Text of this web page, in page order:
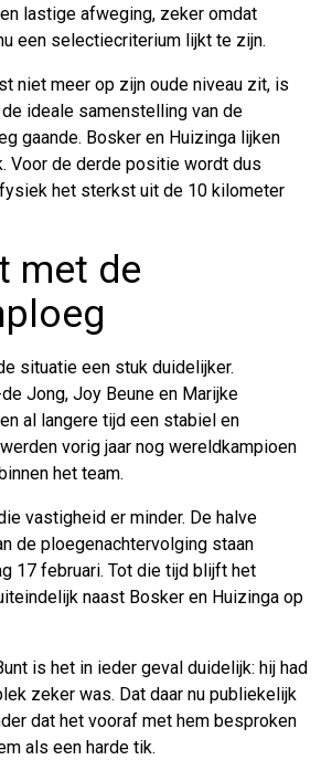
lastige afweging, zeker omdat
een selectiecriterium lijkt te zijn.
niet meer op zijn oude niveau zit, is
ideale samenstelling van de
gaande. Bosker en Huizinga lijken
Voor de derde positie wordt dus
het sterkst uit de 10 kilometer
met de
situatie een stuk duidelijker.
Jong, Joy Beune en Marijke
al langere tijd een stabiel en
vorig jaar nog wereldkampioen
het team.
vastigheid er minder. De halve
de ploegenachtervolging staan
17 februari. Tot die tijd blijft het
naast Bosker en Huizinga op
is het in ieder geval duidelijk: hij had
zeker was. Dat daar nu publiekelijk
dat het vooraf met hem besproken
als een harde tik.